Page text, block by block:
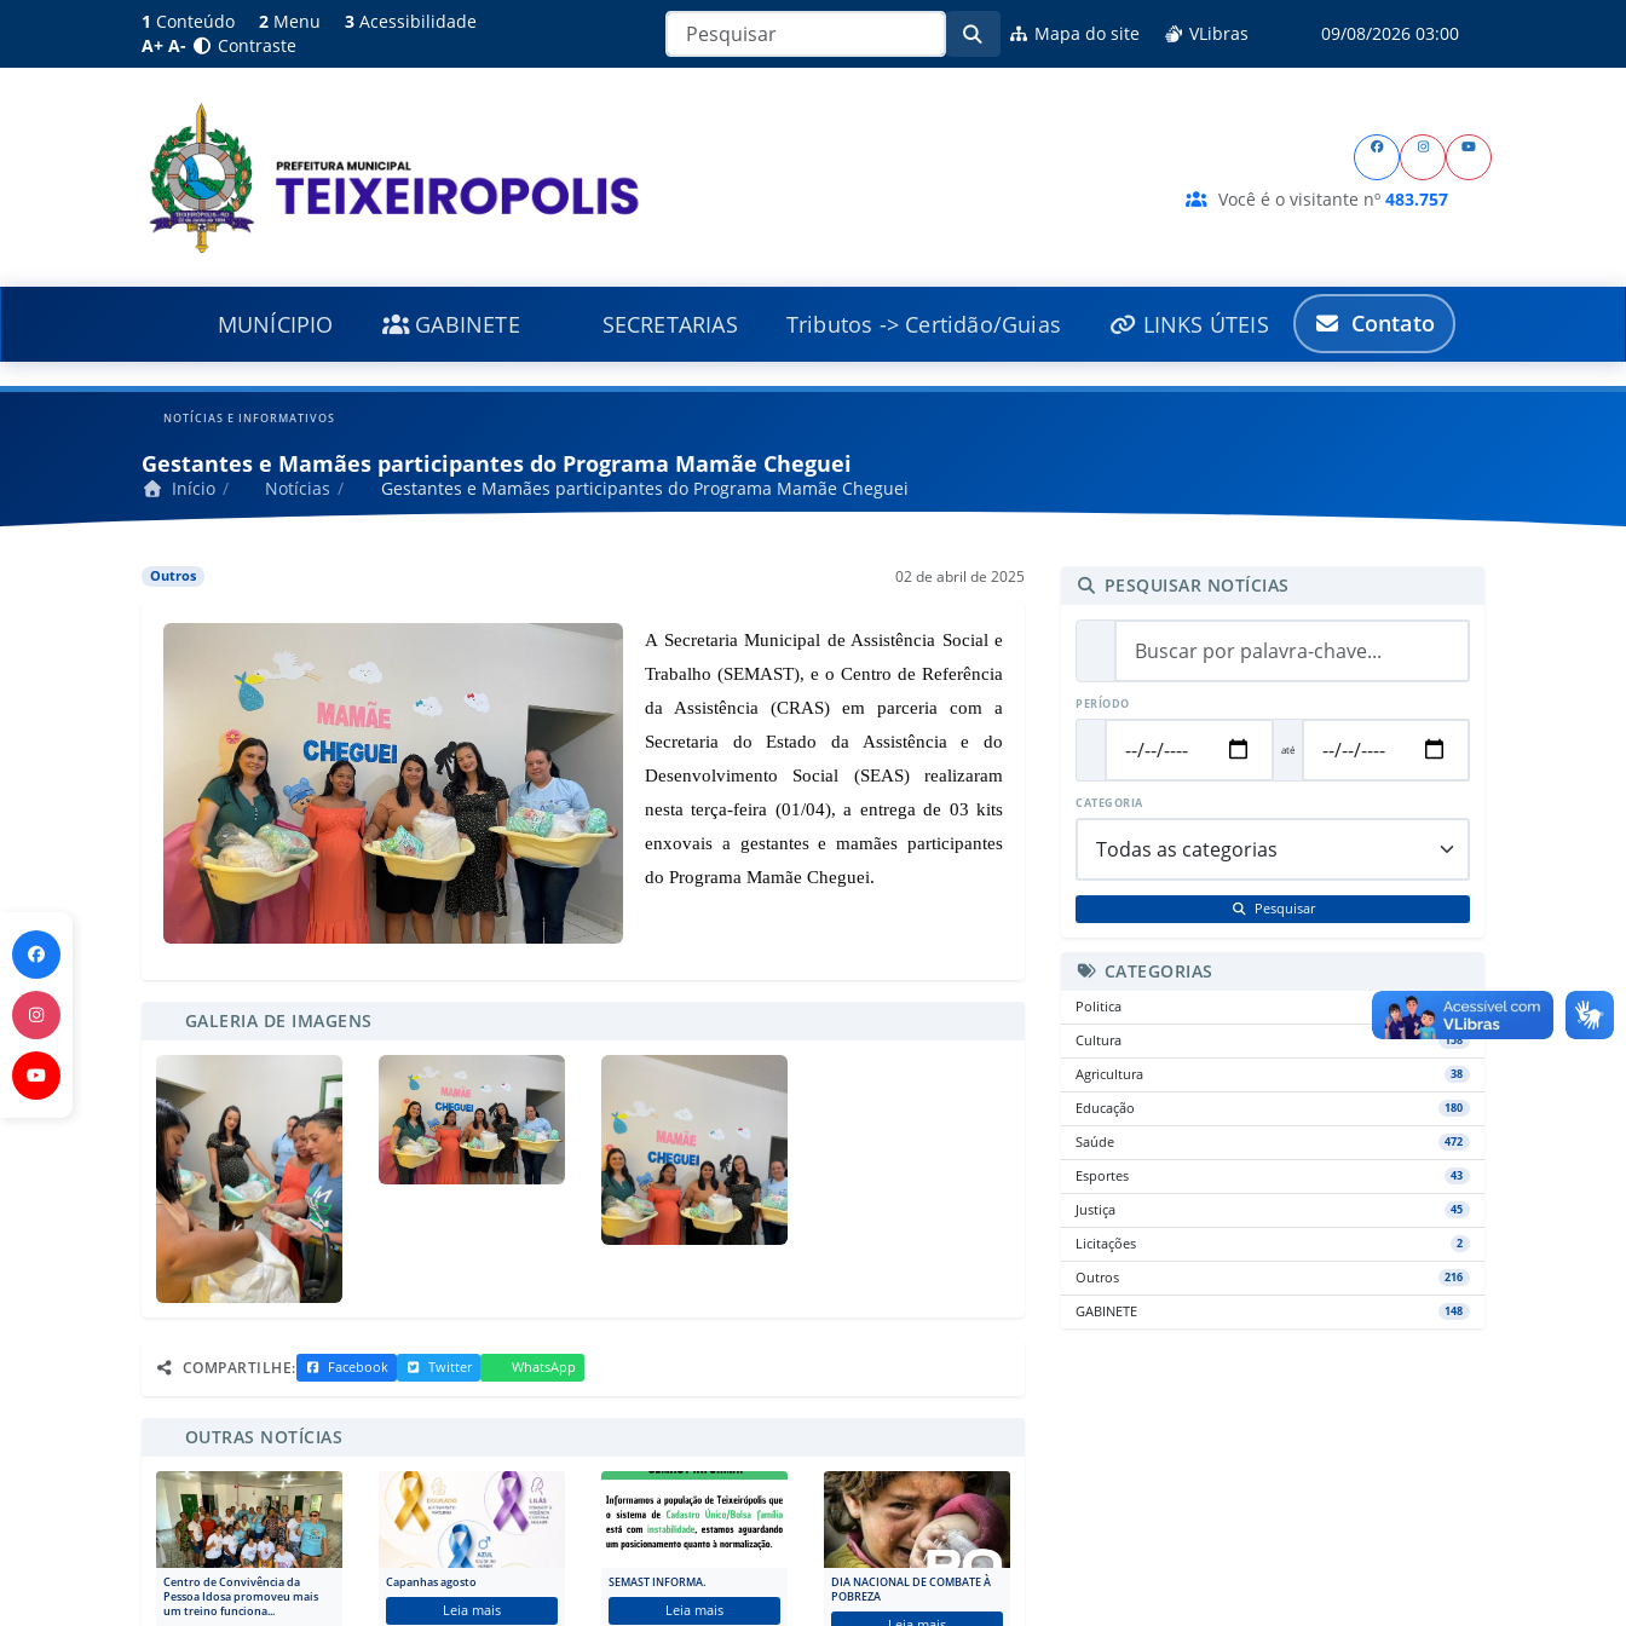
1 Conteúdo 2 Menu 3 Acessibilidade
A+ A- Contraste
Mapa do site VLibras 09/08/2026 03:00
Você é o visitante nº 483.757
MUNÍCIPIO GABINETE SECRETARIAS Tributos -> Certidão/Guias LINKS ÚTEIS Contato
NOTÍCIAS E INFORMATIVOS
Gestantes e Mamães participantes do Programa Mamãe Cheguei
Início Notícias Gestantes e Mamães participantes do Programa Mamãe Cheguei
Outros 02 de abril de 2025
A Secretaria Municipal de Assistência Social e
Trabalho (SEMAST), e o Centro de Referência
da Assistência (CRAS) em parceria com a
Secretaria do Estado da Assistência e do
Desenvolvimento Social (SEAS) realizaram
nesta terça-feira (01/04), a entrega de 03 kits
enxovais a gestantes e mamães participantes
do Programa Mamãe Cheguei.
GALERIA DE IMAGENS
COMPARTILHE: Facebook Twitter WhatsApp
OUTRAS NOTÍCIAS
Centro de Convivência da
Pessoa Idosa promoveu mais
um treino funciona...
Capanhas agosto
Leia mais
SEMAST INFORMA.
Leia mais
DIA NACIONAL DE COMBATE À
POBREZA
PESQUISAR NOTÍCIAS
PERÍODO
até
CATEGORIA
Pesquisar
CATEGORIAS
Politica 284
Cultura 158
Agricultura 38
Educação 180
Saúde 472
Esportes 43
Justiça 45
Licitações 2
Outros 216
GABINETE 148